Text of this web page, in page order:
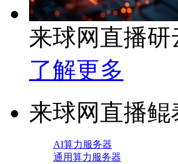
来球网直播
了解更多
来球网直播鲲
AI算力服务器
通用算力服务器